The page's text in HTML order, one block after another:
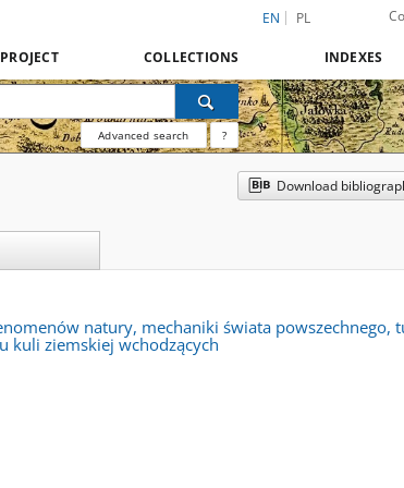
EN PL
COLLECTIONS INDEXES
Advanced search ?
Download
natury, mechaniki świata powszechnego,
kuli ziemskiej wchodzących